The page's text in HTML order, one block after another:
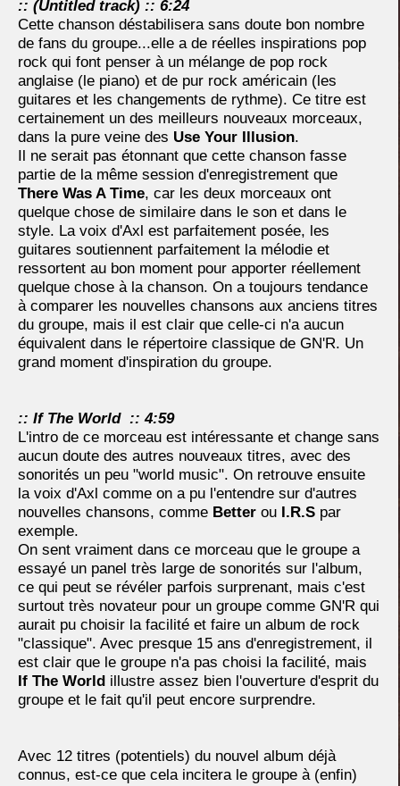
:: (Untitled track) :: 6:24
Cette chanson déstabilisera sans doute bon nombre
de fans du groupe...elle a de réelles inspirations pop
rock qui font penser à un mélange de pop rock
anglaise (le piano) et de pur rock américain (les
guitares et les changements de rythme). Ce titre est
certainement un des meilleurs nouveaux morceaux,
dans la pure veine des Use Your Illusion.
Il ne serait pas étonnant que cette chanson fasse
partie de la même session d'enregistrement que
There Was A Time, car les deux morceaux ont
quelque chose de similaire dans le son et dans le
style. La voix d'Axl est parfaitement posée, les
guitares soutiennent parfaitement la mélodie et
ressortent au bon moment pour apporter réellement
quelque chose à la chanson. On a toujours tendance
à comparer les nouvelles chansons aux anciens titres
du groupe, mais il est clair que celle-ci n'a aucun
équivalent dans le répertoire classique de GN'R. Un
grand moment d'inspiration du groupe.
:: If The World :: 4:59
L'intro de ce morceau est intéressante et change sans
aucun doute des autres nouveaux titres, avec des
sonorités un peu "world music". On retrouve ensuite
la voix d'Axl comme on a pu l'entendre sur d'autres
nouvelles chansons, comme Better ou I.R.S par
exemple.
On sent vraiment dans ce morceau que le groupe a
essayé un panel très large de sonorités sur l'album,
ce qui peut se révéler parfois surprenant, mais c'est
surtout très novateur pour un groupe comme GN'R qui
aurait pu choisir la facilité et faire un album de rock
"classique". Avec presque 15 ans d'enregistrement, il
est clair que le groupe n'a pas choisi la facilité, mais
If The World illustre assez bien l'ouverture d'esprit du
groupe et le fait qu'il peut encore surprendre.
Avec 12 titres (potentiels) du nouvel album déjà
connus, est-ce que cela incitera le groupe à (enfin)